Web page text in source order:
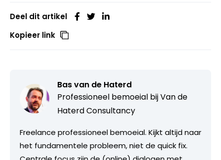
Deel dit artikel
Kopieer link
Bas van de Haterd
Professioneel bemoeial bijVan de
Haterd Consultancy
Freelance professioneel bemoeial. Kijkt altijd naar
het fundamentele probleem, niet de quick fix.